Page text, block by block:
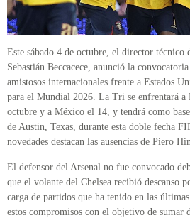
Este sábado 4 de octubre, el director técnico
Sebastián Beccacece, anunció la
amistosos internacionales frente a Estados
para el Mundial 2026. La Tri se enfrentará a
octubre y a México el 14, y tendrá como
de Austin, Texas, durante esta doble fecha
novedades destacan las ausencias de Piero
El defensor del Arsenal no fue convocado
que el volante del Chelsea recibió descanso
carga de partidos que ha tenido en las
estos compromisos con el objetivo de sumar